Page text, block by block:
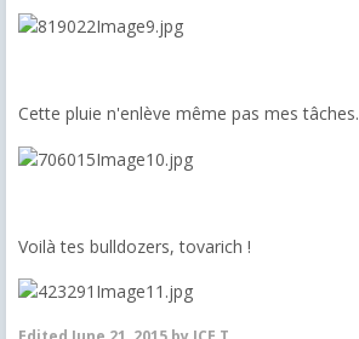
Cette pluie n'enlève même pas mes tâches.
Voilà tes bulldozers, tovarich !